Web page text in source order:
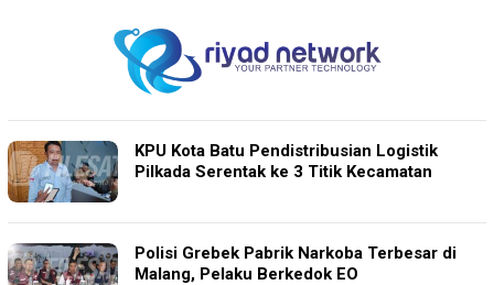
KPU Kota Batu Pendistribusian Logistik
Pilkada Serentak ke 3 Titik Kecamatan
Polisi Grebek Pabrik Narkoba Terbesar di
Malang, Pelaku Berkedok EO